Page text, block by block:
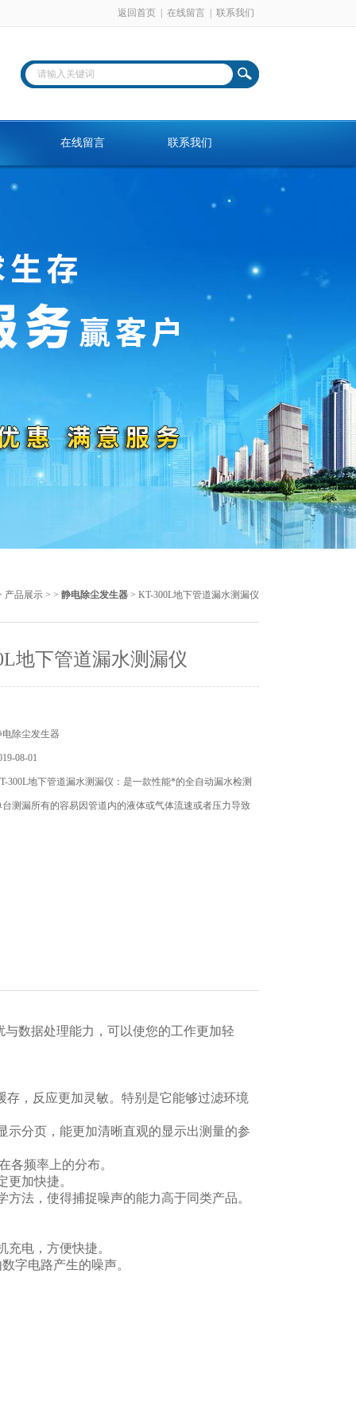
返回首页 在线留言 联系我们
在线留言 联系我们
产品展示 > > 静电除尘发生器 > KT-300L地下管道漏水测漏仪
地下管道漏水测漏仪
除尘发生器
08-01
300L地下管道漏水测漏仪：是一款性能*的全自动漏水检测
测漏所有的容易因管道内的液体或气体流速或者压力导致
数据处理能力，可以使您的工作更加轻
，反应更加灵敏。特别是它能够过滤环境
示分页，能更加清晰直观的显示出测量的参
各频率上的分布。
更加快捷。
法，使得捕捉噪声的能力高于同类产品。
充电，方便快捷。
字电路产生的噪声。